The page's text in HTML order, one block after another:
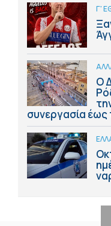
Γ'
Ο
συνεργασία έως